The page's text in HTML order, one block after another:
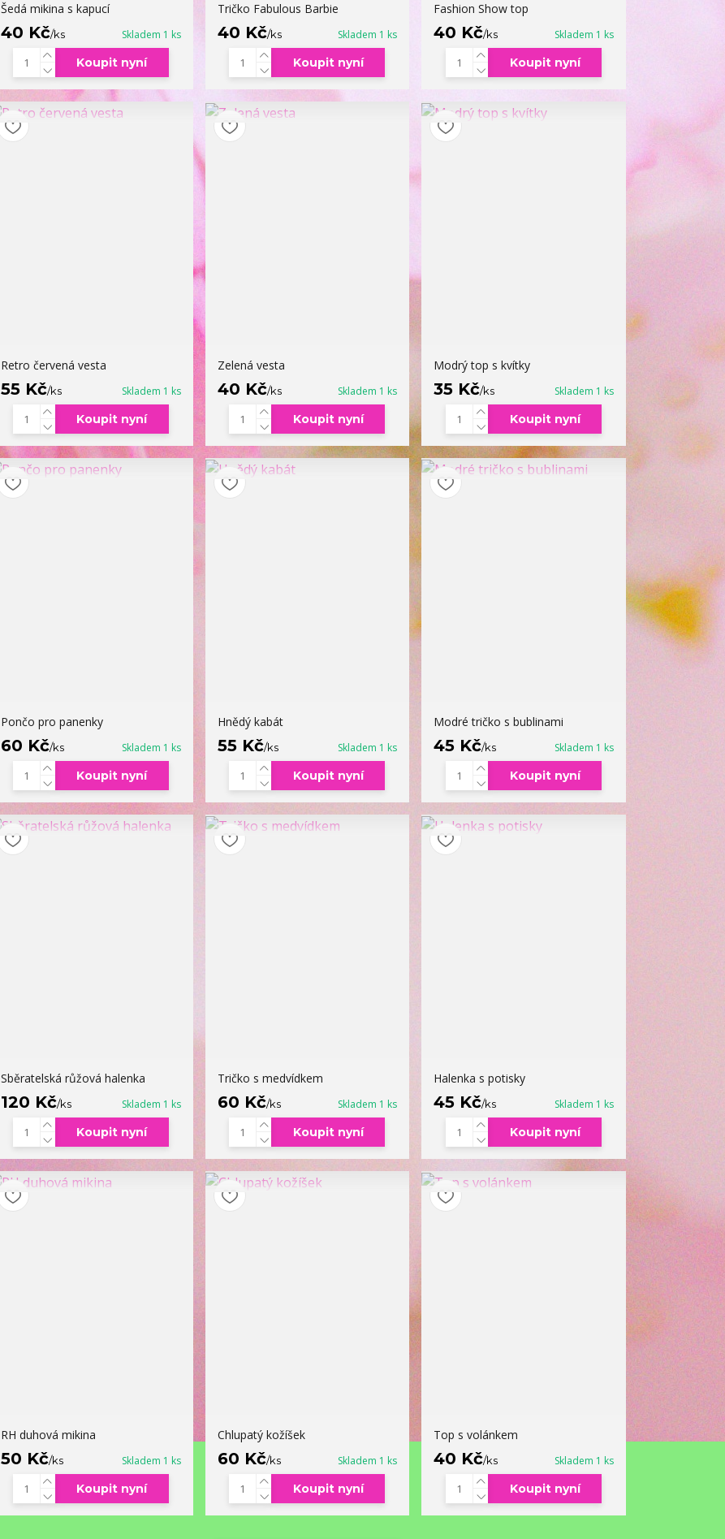
Šedá mikina s kapucí
40 Kč/ks Skladem 1 ks
Koupit nyní
Tričko Fabulous Barbie
40 Kč/ks Skladem 1 ks
Koupit nyní
Fashion Show top
40 Kč/ks Skladem 1 ks
Koupit nyní
Retro červená vesta
55 Kč/ks Skladem 1 ks
Koupit nyní
Zelená vesta
40 Kč/ks Skladem 1 ks
Koupit nyní
Modrý top s kvítky
35 Kč/ks Skladem 1 ks
Koupit nyní
Pončo pro panenky
60 Kč/ks Skladem 1 ks
Koupit nyní
Hnědý kabát
55 Kč/ks Skladem 1 ks
Koupit nyní
Modré tričko s bublinami
45 Kč/ks Skladem 1 ks
Koupit nyní
Sběratelská růžová halenka
120 Kč/ks Skladem 1 ks
Koupit nyní
Tričko s medvídkem
60 Kč/ks Skladem 1 ks
Koupit nyní
Halenka s potisky
45 Kč/ks Skladem 1 ks
Koupit nyní
RH duhová mikina
50 Kč/ks Skladem 1 ks
Koupit nyní
Chlupatý kožíšek
60 Kč/ks Skladem 1 ks
Koupit nyní
Top s volánkem
40 Kč/ks Skladem 1 ks
Koupit nyní